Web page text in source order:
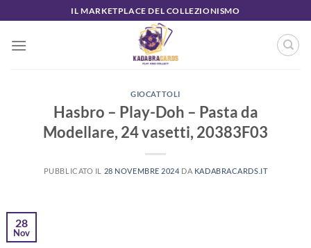
ai
contenuti
IL MARKETPLACE DEL COLLEZIONISMO
GIOCATTOLI
Hasbro – Play-Doh – Pasta da
Modellare, 24 vasetti, 20383F03
PUBBLICATO IL 28 NOVEMBRE 2024 DA KADABRACARDS.IT
28
Nov